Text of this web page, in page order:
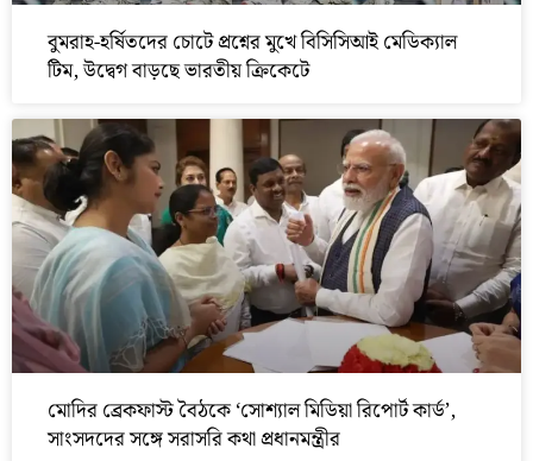
বুমরাহ-হর্ষিতদের চোটে প্রশ্নের মুখে বিসিসিআই মেডিক্যাল
টিম, উদ্বেগ বাড়ছে ভারতীয় ক্রিকেটে
মোদির ব্রেকফাস্ট বৈঠকে ‘সোশ্যাল মিডিয়া রিপোর্ট কার্ড’,
সাংসদদের সঙ্গে সরাসরি কথা প্রধানমন্ত্রীর